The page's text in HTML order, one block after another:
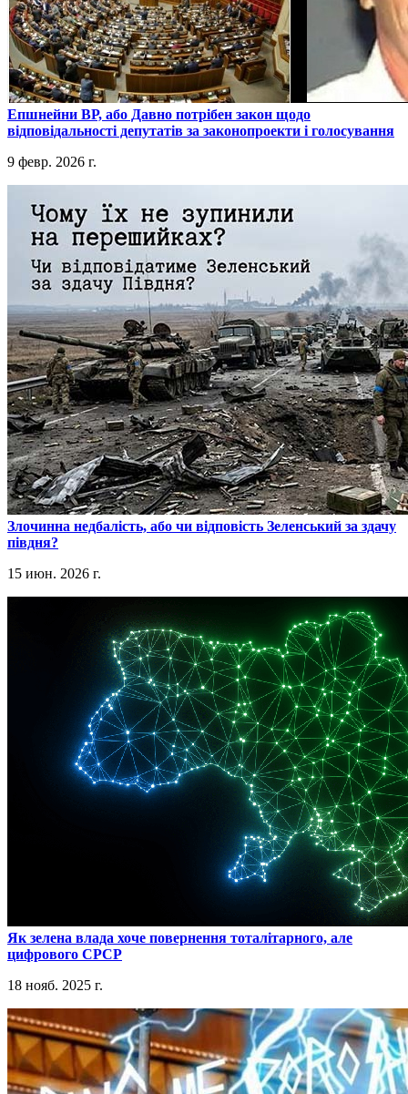
​Епшнейни ВР, або Давно потрібен закон щодо
відповідальності депутатів за законопроекти і голосування
9 февр. 2026 г.
​Злочинна недбалість, або чи відповість Зеленський за здачу
півдня?
15 июн. 2026 г.
​Як зелена влада хоче повернення тоталітарного, але
цифрового СРСР
18 нояб. 2025 г.